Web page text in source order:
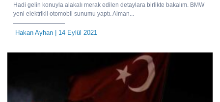
Hadi gelin konuyla alakalı merak edilen detaylara birlikte bakalım. BMW
yeni elektrikli otomobil sunumu yaptı. Alman...
Hakan Ayhan | 14 Eylül 2021